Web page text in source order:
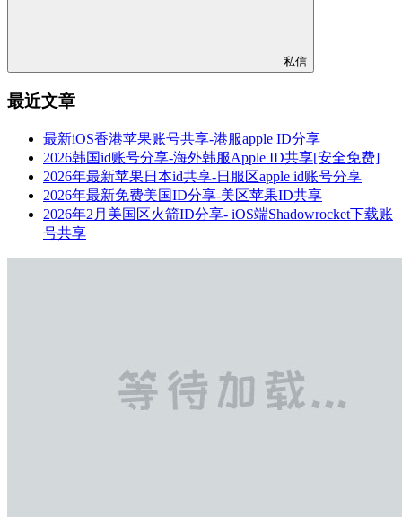
私信
最近文章
最新iOS香港苹果账号共享-港服apple ID分享
2026韩国id账号分享-海外韩服Apple ID共享[安全免费]
2026年最新苹果日本id共享-日服区apple id账号分享
2026年最新免费美国ID分享-美区苹果ID共享
2026年2月美国区火箭ID分享- iOS端Shadowrocket下载账
号共享